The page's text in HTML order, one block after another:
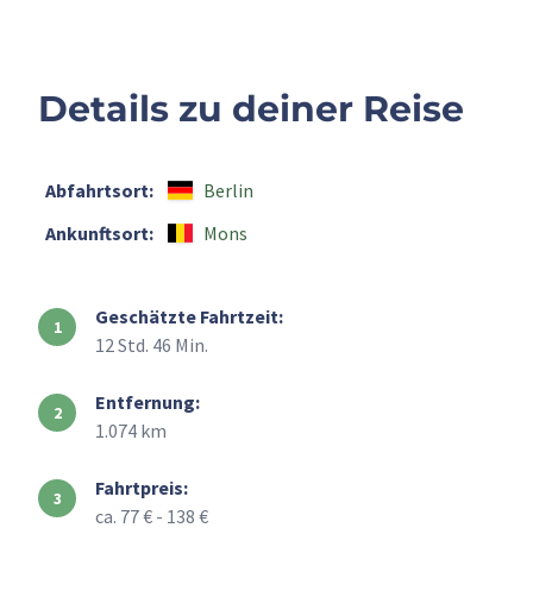
Details zu deiner Reise
Abfahrtsort:
Berlin
Ankunftsort:
Mons
Geschätzte Fahrtzeit:
12 Std. 46 Min.
Entfernung:
1.074 km
Fahrtpreis:
ca. 77 € - 138 €